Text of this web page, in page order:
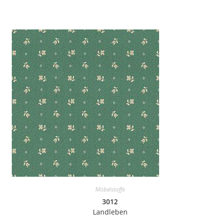
Möbelstoffe
3012
Landleben